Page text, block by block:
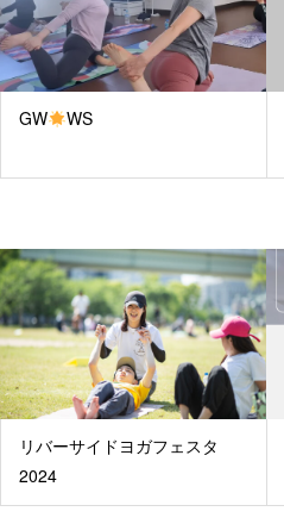
GW WS
リバーサイドヨガフェスタ
2024